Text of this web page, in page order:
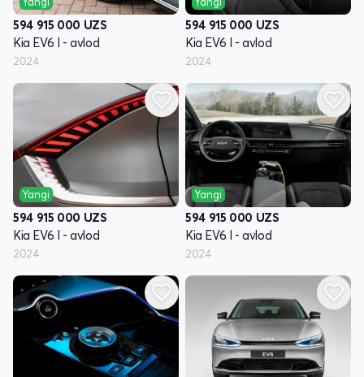
594 915 000 UZS
Kia EV6 I - avlod
2024
594 915 000 UZS
Kia EV6 I - avlod
2024
Yangi
594 915 000 UZS
Kia EV6 I - avlod
2024
Yangi
594 915 000 UZS
Kia EV6 I - avlod
2024